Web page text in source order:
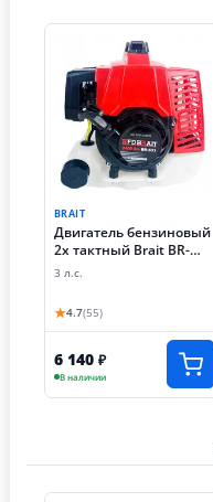
BRAIT
Двигатель бензиновый
2х тактный Brait BR-
631 (2, 4 кВт)
3 л.с.
★4.7(55)
6 140 ₽
В наличии